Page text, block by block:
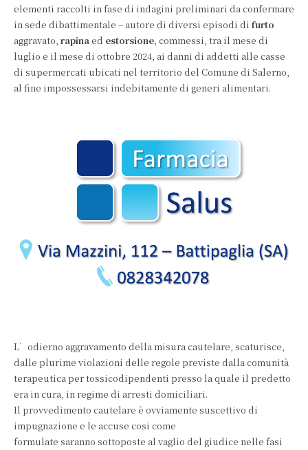
elementi raccolti in fase di indagini preliminari da confermare
in sede dibattimentale – autore di diversi episodi di furto
aggravato, rapinaed estorsione, commessi, tra il mese di
luglio e il mese di ottobre 2024, ai danni di addetti alle casse
di supermercati ubicati nel territorio del Comune di Salerno,
al fine impossessarsi indebitamente di generi alimentari.
L’odierno aggravamento della misura cautelare, scaturisce,
dalle plurime violazioni delle regole previste dalla comunità
terapeutica per tossicodipendenti presso la quale il predetto
era in cura, in regime di arresti domiciliari.
Il provvedimento cautelare è ovviamente suscettivo di
impugnazione e le accuse cosi come
formulate saranno sottoposte al vaglio del giudice nelle fasi